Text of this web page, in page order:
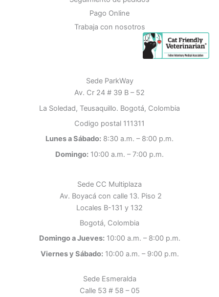
Pago Online
Trabaja con nosotros
Sede ParkWay
Av. Cr 24 # 39 B – 52
La Soledad, Teusaquillo. Bogotá, Colombia
Codigo postal 111311
Lunes a Sábado: 8:30 a.m. – 8:00 p.m.
Domingo: 10:00 a.m. – 7:00 p.m.
Sede CC Multiplaza
Av. Boyacá con calle 13. Piso 2
Locales B-131 y 132
Bogotá, Colombia
Domingo a Jueves:10:00 a.m. – 8:00 p.m.
Viernes y Sábado:10:00 a.m. – 9:00 p.m.
Sede Esmeralda
Calle 53 # 58 – 05